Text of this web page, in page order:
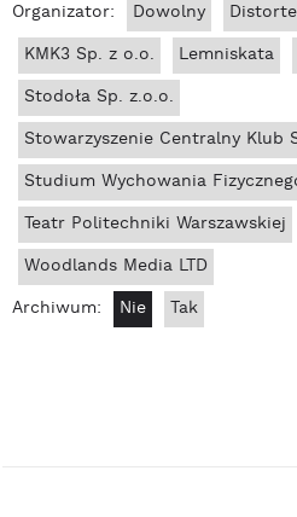
Organizator:
Dowolny
KMK3 Sp. z o.o.
Lemniskata
Stodoła Sp. z.o.o.
Stowarzyszenie Centralny Klub
Studium Wychowania
Teatr Politechniki Warszawskiej
Woodlands Media LTD
Archiwum:
Nie Tak